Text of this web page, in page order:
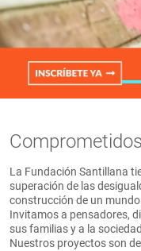
La Fundación Santillana
superación de las
construcción de un
Invitamos a pensadores,
sus familias y a la
Nuestros proyectos son